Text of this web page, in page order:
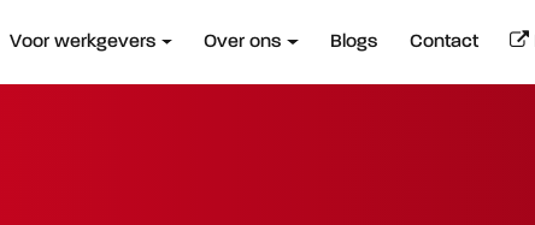
Voor werkgevers Over ons Blogs Contact